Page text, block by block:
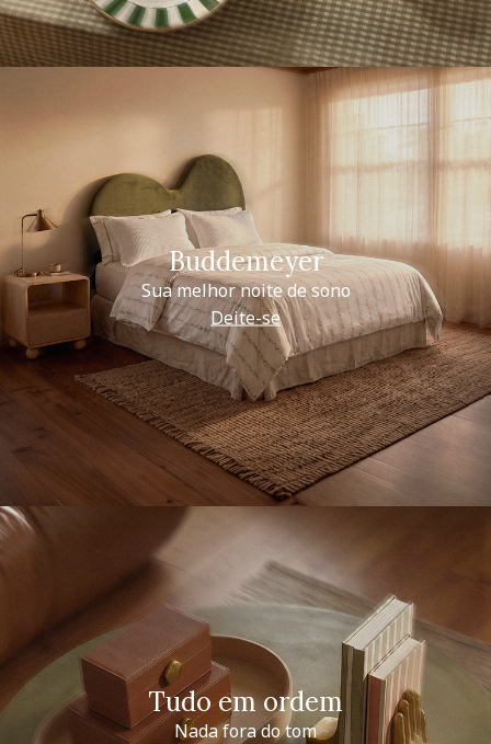
Buddemeyer
Sua melhor noite de sono
Deite-se
Tudo em ordem
Nada fora do tom